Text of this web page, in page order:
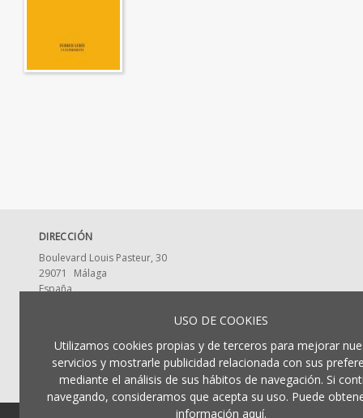
DIRECCIÓN
Boulevard Louis Pasteur, 30
29071
Málaga
España
CONTACTA CON NOSOTROS
952 13 2917
USO DE COOKIES
Utilizamos cookies propias y de terceros para mejorar
servicios y mostrarle publicidad relacionada con sus
mediante el análisis de sus hábitos de navegación. Si
navegando, consideramos que acepta su uso. Puede
información aquí.